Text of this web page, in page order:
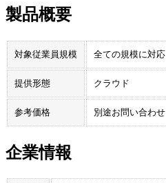
製品概要
対象従業員規模 全ての規模に対応
提供形態 クラウド
参考価格 別途お問い合わせ
企業情報